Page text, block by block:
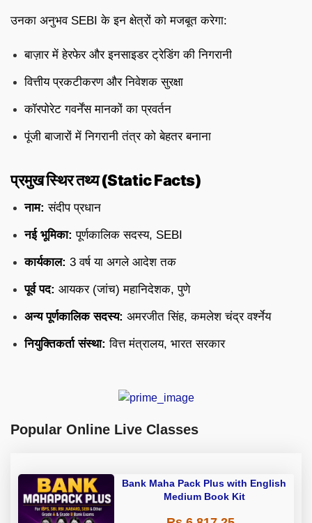
उनका अनुभव SEBI के इन क्षेत्रों को मजबूत करेगा:
बाज़ार में हेरफेर और इनसाइडर ट्रेडिंग की निगरानी
वित्तीय प्रकटीकरण और निवेशक सुरक्षा
कॉरपोरेट गवर्नेंस मानकों का प्रवर्तन
पूंजी बाजारों में निगरानी तंत्र को बेहतर बनाना
प्रमुख स्थिर तथ्य (Static Facts)
नाम: संदीप प्रधान
नई भूमिका: पूर्णकालिक सदस्य, SEBI
कार्यकाल: 3 वर्ष या अगले आदेश तक
पूर्व पद: आयकर (जांच) महानिदेशक, पुणे
अन्य पूर्णकालिक सदस्य: अमरजीत सिंह, कमलेश चंद्र वर्श्नेय
नियुक्तिकर्ता संस्था: वित्त मंत्रालय, भारत सरकार
Popular Online Live Classes
Bank Maha Pack Plus with English
Medium Book Kit